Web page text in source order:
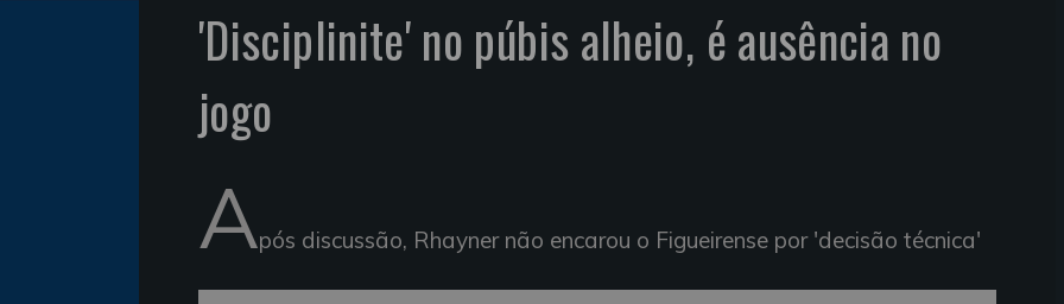
'Disciplinite' no púbis alheio, é ausência no
jogo
Após discussão, Rhayner não encarou o Figueirense por 'decisão técnica'